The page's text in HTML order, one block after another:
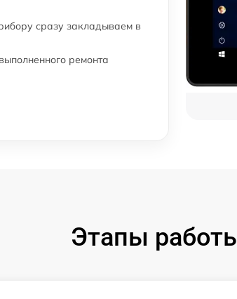
от 60 мин
сразу закладываем в
ремонта
Этапы